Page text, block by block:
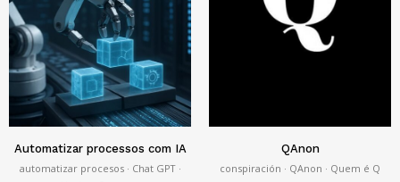
Automatizar processos com IA
automatizar procesos · Chat GPT ·
QAnon
conspiración · QAnon · Quem é Q